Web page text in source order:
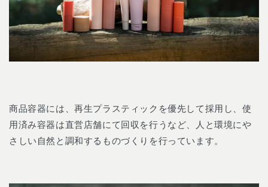
商品容器には、再生プラスティックを優先して採用し、使
用済み容器は直営店舗にて回収を行うなど、人と環境にや
さしい自然と調和するものづくりを行っています。